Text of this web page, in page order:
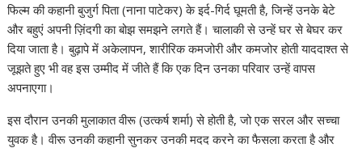
फिल्म की कहानी बुजुर्ग पिता (नाना पाटेकर) के इर्द-गिर्द घूमती है, जिन्हें उनके बेटे
और बहुएं अपनी ज़िंदगी का बोझ समझने लगते हैं। चालाकी से उन्हें घर से बेघर कर
दिया जाता है। बुढ़ापे में अकेलापन, शारीरिक कमजोरी और कमजोर होती याददाश्त से
जूझते हुए भी वह इस उम्मीद में जीते हैं कि एक दिन उनका परिवार उन्हें वापस
अपनाएगा।
इस दौरान उनकी मुलाकात वीरू (उत्कर्ष शर्मा) से होती है, जो एक सरल और सच्चा
युवक है। वीरू उनकी कहानी सुनकर उनकी मदद करने का फैसला करता है और